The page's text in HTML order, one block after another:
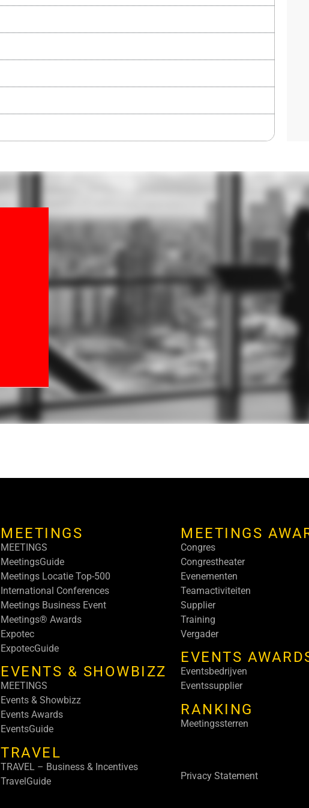
MEETINGS
MEETINGS
MeetingsGuide
Meetings Locatie Top-500
International Conferences
Meetings Business Event
Meetings® Awards
Expotec
ExpotecGuide
EVENTS & SHOWBIZZ
MEETINGS
Events & Showbizz
Events Awards
EventsGuide
TRAVEL
TRAVEL – Business & Incentives
TravelGuide
MEETINGS
Congres
Congrestheater
Evenementen
Teamactiviteiten
Supplier
Training
Vergader
EVENTS
Eventsbedrijven
Eventssupplier
RANKING
Meetingssterren
Privacy Statement